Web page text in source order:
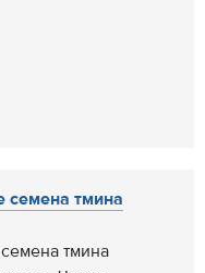
семена тмина
тмина